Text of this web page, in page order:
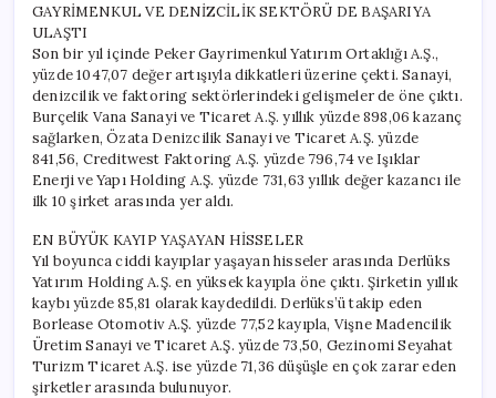
GAYRİMENKUL VE DENİZCİLİK SEKTÖRÜ DE BAŞARIYA
ULAŞTI
Son bir yıl içinde Peker Gayrimenkul Yatırım Ortaklığı A.Ş.,
yüzde 1047,07 değer artışıyla dikkatleri üzerine çekti. Sanayi,
denizcilik ve faktoring sektörlerindeki gelişmeler de öne çıktı.
Burçelik Vana Sanayi ve Ticaret A.Ş. yıllık yüzde 898,06 kazanç
sağlarken, Özata Denizcilik Sanayi ve Ticaret A.Ş. yüzde
841,56, Creditwest Faktoring A.Ş. yüzde 796,74 ve Işıklar
Enerji ve Yapı Holding A.Ş. yüzde 731,63 yıllık değer kazancı ile
ilk 10 şirket arasında yer aldı.
EN BÜYÜK KAYIP YAŞAYAN HİSSELER
Yıl boyunca ciddi kayıplar yaşayan hisseler arasında Derlüks
Yatırım Holding A.Ş. en yüksek kayıpla öne çıktı. Şirketin yıllık
kaybı yüzde 85,81 olarak kaydedildi. Derlüks’ü takip eden
Borlease Otomotiv A.Ş. yüzde 77,52 kayıpla, Vişne Madencilik
Üretim Sanayi ve Ticaret A.Ş. yüzde 73,50, Gezinomi Seyahat
Turizm Ticaret A.Ş. ise yüzde 71,36 düşüşle en çok zarar eden
şirketler arasında bulunuyor.